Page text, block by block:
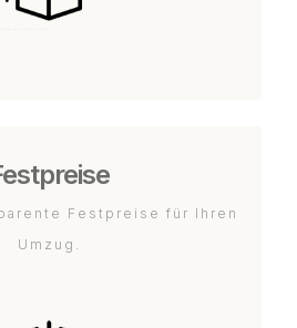
Festpreise für Ihren
Umzug.